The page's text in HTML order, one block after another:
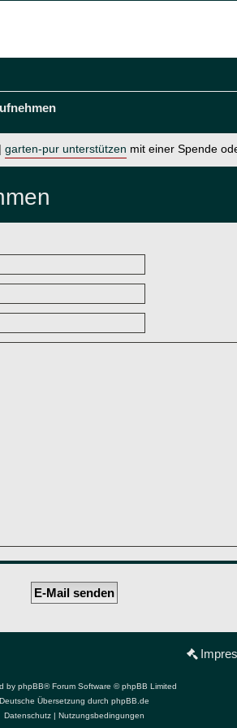
garten-pur unterstützen mit einer Spende
by phpBB® Forum Software © phpBB Limited
Deutsche Übersetzung durch phpBB.de
Datenschutz| Nutzungsbedingungen